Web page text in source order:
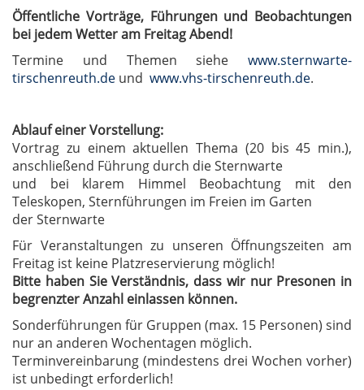
Öffentliche Vorträge, Führungen und Beobachtungen
bei jedem Wetter am Freitag Abend!
Termine und Themen siehe www.sternwarte-
tirschenreuth.de und www.vhs-tirschenreuth.de.
Ablauf einer Vorstellung:
Vortrag zu einem aktuellen Thema (20 bis 45 min.),
anschließend Führung durch die Sternwarte
und bei klarem Himmel Beobachtung mit den
Teleskopen, Sternführungen im Freien im Garten
der Sternwarte
Für Veranstaltungen zu unseren Öffnungszeiten am
Freitag ist keine Platzreservierung möglich!
Bitte haben Sie Verständnis, dass wir nur Presonen in
begrenzter Anzahl einlassen können.
Sonderführungen für Gruppen (max. 15 Personen) sind
nur an anderen Wochentagen möglich.
Terminvereinbarung (mindestens drei Wochen vorher)
ist unbedingt erforderlich!